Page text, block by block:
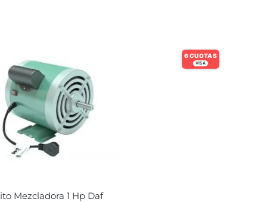
6 CUOTAS
VISA
Mezcladora 1 Hp Daf